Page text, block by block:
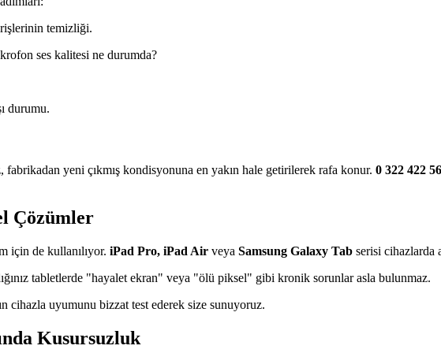
temizliği.
ses kalitesi ne durumda?
durumu.
fabrikadan yeni çıkmış kondisyonuna en yakın hale getirilerek rafa konur. 0 322 422
Çözümler
için de kullanılıyor. iPad Pro, iPad Air veya Samsung Galaxy Tab serisi cihazlarda
tabletlerde "hayalet ekran" veya "ölü piksel" gibi kronik sorunlar asla bulunmaz.
cihazla uyumunu bizzat test ederek size sunuyoruz.
Kusursuzluk